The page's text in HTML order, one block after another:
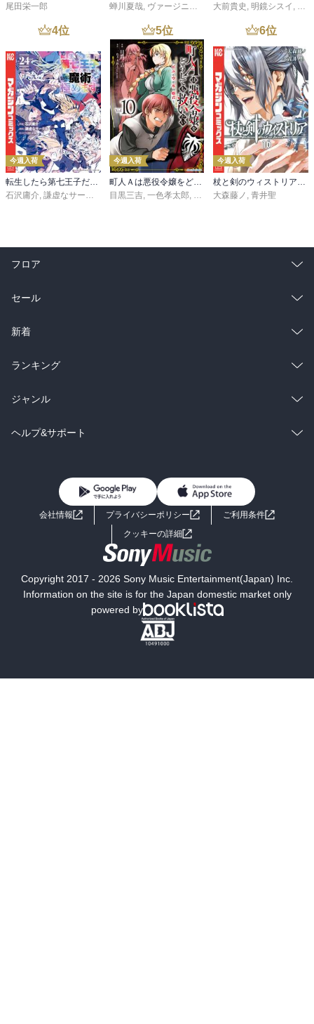
尾田栄一郎
蝉川夏哉 ヴァージニア二等兵 ,転
大前貴史 明鏡シスイ
4位
今週入荷
転生したら第七王子だったので、気ままに魔術を極めます（２４）
石沢庸介, 謙虚なサークル メル。
5位
今週入荷
町人Ａは悪役令嬢をどうしても救いたい ～どぶと空と氷の姫君～１０【電子書店共通特典イラスト付】
目黒三吉, 一色孝太郎, Parum
6位
今週入荷
杖と剣のウィストリア（１６）
大森藤ノ , 青井聖
フロア
総合
ラノベ
雑誌・グラビア
BL・TL
セール
総合
ラノベ
雑誌・グラビア
BL・TL
新着
総合
ラノベ
雑誌・グラビア
ランキング
総合
ラノベ
ジャンル
コミック
ライトノベル 男子向けラノベ
小説
海外小説
ミステリー SF
文学
ヘルプ&サポート
よくあるご質問 お問い合わせ
会社情報 プライバシーポリシー
ご利用条件
クッキーの詳細
Copyright 2017 - 2026 Sony Music Entertainment(Japan) Inc.
Information on the site is for the Japan domestic market only
powered by